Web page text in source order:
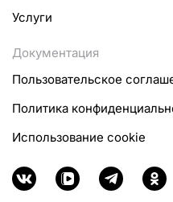
Услуги
Документация
Пользовательское
Политика
Использование cookie